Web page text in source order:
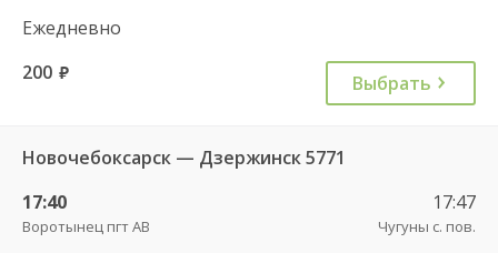
Ежедневно
200 руб. Выбрать
Новочебоксарск — Дзержинск 5771
17:40
Воротынец пгт АВ
17:47
Чугуны с. пов.